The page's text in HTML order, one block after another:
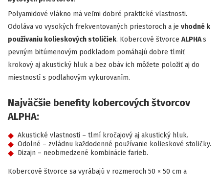
Polyamidové vlákno má veľmi dobré praktické vlastnosti.
Odoláva vo vysokých frekventovaných priestoroch a je vhodné k
používaniu kolieskových stoličiek. Kobercové štvorce ALPHAs
pevným bitúmenovým podkladom pomáhajú dobre tlmiť
krokový aj akustický hluk a bez obáv ich môžete položiť aj do
miestností s podlahovým vykurovaním.
Najväčšie benefity kobercových štvorcov
ALPHA:
Akustické vlastnosti – tlmí kročajový aj akustický hluk.
Odolné – zvládnu každodenné používanie kolieskové stoličky.
Dizajn – neobmedzené kombinácie farieb.
Kobercové štvorce sa vyrábajú v rozmeroch 50 × 50 cm a